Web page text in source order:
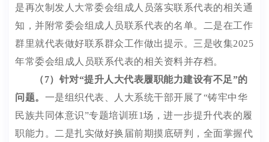
是再次制发人大常委会组成人员落实联系代表的相关通
知，并附常委会组成人员联系代表的名单。二是在工作
群里就代表做好联系群众工作做出提示。三是收集2025
年常委会组成人员联系代表的相关资料并存档。
（7） 针对“提升人大代表履职能力建设有不足”的
问题。 一是组织代表、人大系统干部开展了“铸牢中华
民族共同体意识”专题培训班1场，进一步提升代表的履
职能力。二是扎实做好换届前期摸底研判，全面掌握代